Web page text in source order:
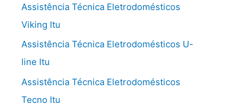
Assistência Técnica Eletrodomésticos
Viking Itu
Assistência Técnica Eletrodomésticos U-
line Itu
Assistência Técnica Eletrodomésticos
Tecno Itu